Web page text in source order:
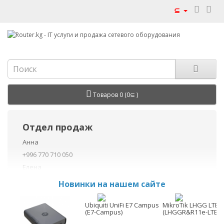
⊆
Товаров 0 (0⊆ )
Отдел продаж
Анна
+996 770 710 050
Елена
+996 770 710 040
Данил
+996 775 710 060
Новинки на нашем сайте
Ubiquiti UniFi E7 Campus
(E7-Campus)
MikroTik LHGG LTE7
(LHGGR&R11e-LTE7)